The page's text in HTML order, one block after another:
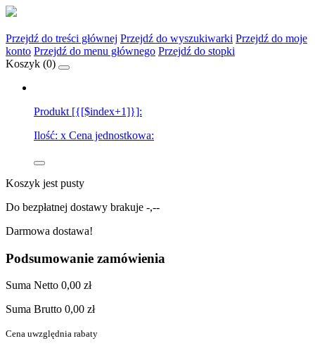
Przejdź do treści głównej Przejdź do wyszukiwarki Przejdź do moje
konto Przejdź do menu głównego Przejdź do stopki
Koszyk (0)
Produkt [{[$index+1]}]:
Ilość: x Cena jednostkowa:
Koszyk jest pusty
Do bezpłatnej dostawy brakuje -,--
Darmowa dostawa!
Podsumowanie zamówienia
Suma Netto 0,00 zł
Suma Brutto 0,00 zł
Cena uwzględnia rabaty